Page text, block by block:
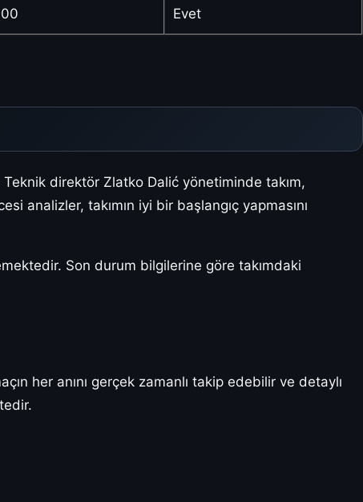
Evet
direktör Zlatko Dalić yönetiminde takım,
analizler, takımın iyi bir başlangıç yapmasını
Son durum bilgilerine göre takımdaki
her anını gerçek zamanlı takip edebilir ve detaylı